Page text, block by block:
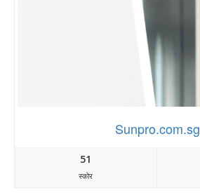
Sunpro.com.sg
51
स्कोर